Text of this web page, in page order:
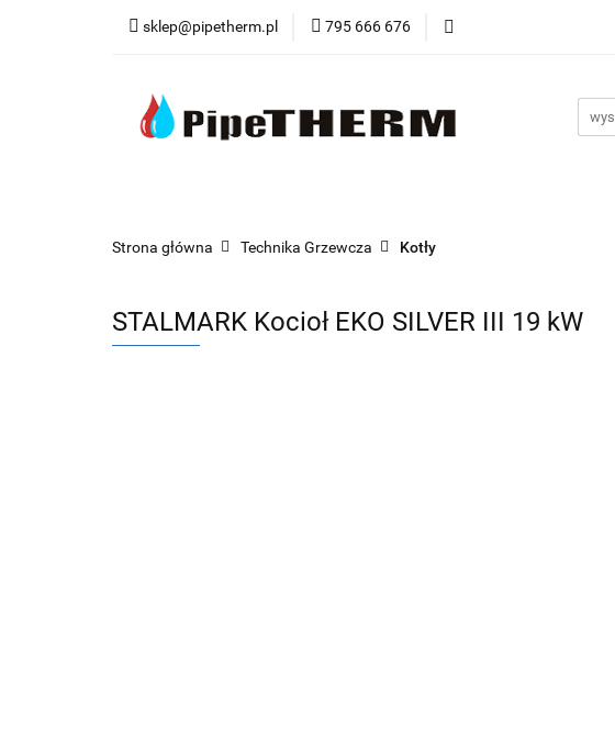
sklep@pipetherm.pl 795 666 676
Kategorie
Narzędzia OSTATNIE SZTUKI!
Strona główna Technika Grzewcza Kotły
STALMARK Kocioł EKO SILVER III 19 kW